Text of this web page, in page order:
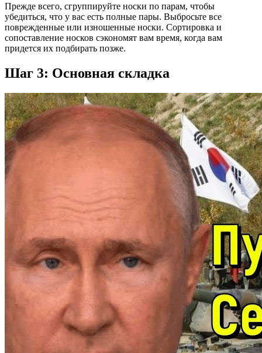
Прежде всего, сгруппируйте носки по парам, чтобы
убедиться, что у вас есть полные пары. Выбросьте все
поврежденные или изношенные носки. Сортировка и
сопоставление носков сэкономят вам время, когда вам
придется их подбирать позже.
Шаг 3: Основная складка